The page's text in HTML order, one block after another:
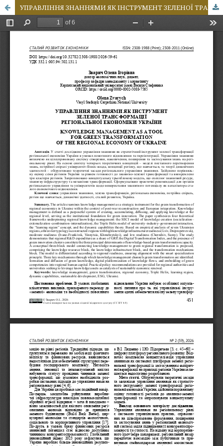
УПРАВЛІННЯ ЗНАННЯМИ ЯК ІНСТРУМЕНТ ЗЕЛЕНОЇ ТРАНСФОРМАЦІЇ РЕГІОНАЛЬНОЇ ЕКОНОМІКИ УКРАЇНИ